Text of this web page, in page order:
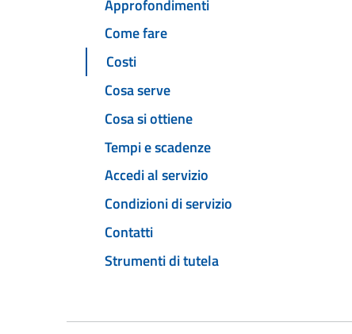
Approfondimenti
Come fare
Costi
Cosa serve
Cosa si ottiene
Tempi e scadenze
Accedi al servizio
Condizioni di servizio
Contatti
Strumenti di tutela